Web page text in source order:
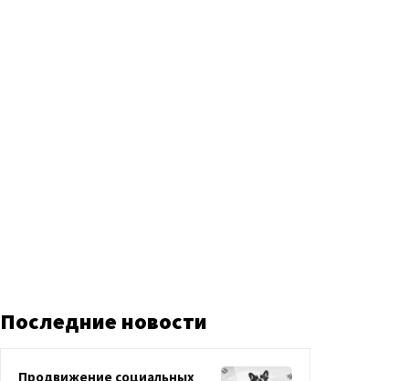
Последние новости
Продвижение социальных